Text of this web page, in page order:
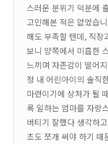
스러운 분위기 덕분에
고민해본 적은 없었습
해도 부족할 텐데, 직
보니 양쪽에서 미흡한
느끼며 자존감이 떨어
정 내 어린아이의 솔직
마련이기에 상처가 될
록 일하는 엄마를 자랑
버티기 잘했다 생각하
초도 쪼개 써야 하기 때